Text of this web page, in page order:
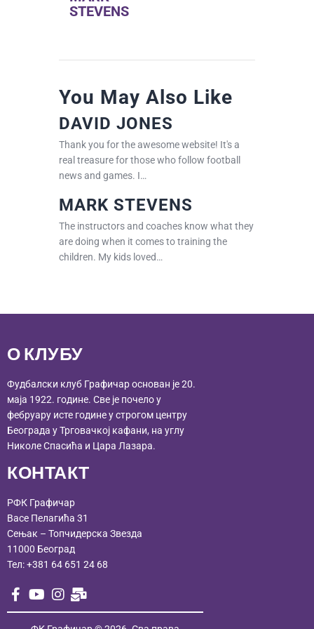
STEVENS
You May Also Like
DAVID JONES
Thank you for the awesome website! It's a
real treasure for those who follow football
news and games. I…
MARK STEVENS
The instructors and coaches know what they
are doing when it comes to training the
children. My kids loved…
О КЛУБУ
Фудбалски клуб Графичар основан је 20.
маја 1922. године. Све је почело у
фебруару исте године у строгом центру
Београда у Трговачкој кафани, на углу
Николе Спасића и Цара Лазара.
КОНТАКТ
РФК Графичар
Васе Пелагића 31
Сењак – Топчидерска Звезда
11000 Београд
Тел:+381 64 651 24 68